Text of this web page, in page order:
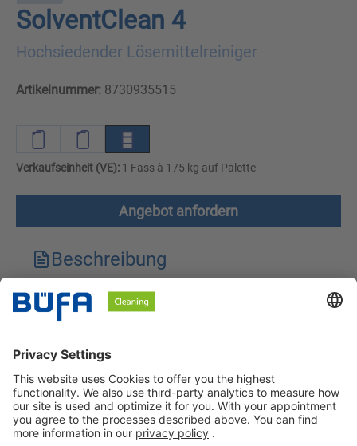
SolventClean 4
Hochsiedender Lösemittelreiniger
Artikelnummer: 8730935515
Verkaufseinheit (VE): 1 Fass à 175 kg auf Palette
Angebot anfordern
Beschreibung
Technische Merkmale
Sicherheitshinweise